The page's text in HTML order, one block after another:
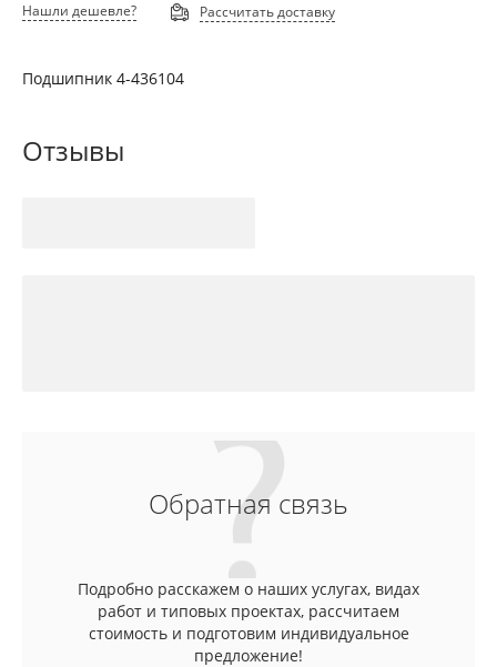
Нашли дешевле? Рассчитать доставку
Подшипник 4-436104
Отзывы
Обратная связь
Подробно расскажем о наших услугах, видах
работ и типовых проектах, рассчитаем
стоимость и подготовим индивидуальное
предложение!